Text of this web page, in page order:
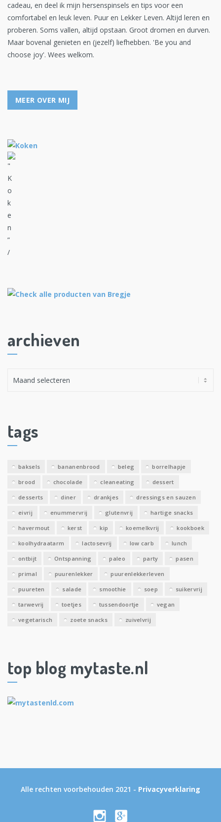
cadeau, en deel ik mijn hersenspinsels en tips voor een
comfortabel en leuk leven. Puur en Lekker Leven. Altijd leren en
proberen. Soms vallen, altijd opstaan. Groot dromen en durven.
Maar bovenal genieten en (jezelf) liefhebben. 'Be you and
choose joy'. Wees welkom.
MEER OVER MIJ
archieven
e
v
tags
baksels bananenbrood beleg borrelhapje
brood chocolade cleaneating dessert
desserts diner drankjes dressings en sauzen
eivrij enummervrij glutenvrij hartige snacks
havermout kerst kip koemelkvrij kookboek
koolhydraatarm lactosevrij low carb lunch
ontbijt Ontspanning paleo party pasen
primal puurenlekker puurenlekkerleven
puureten salade smoothie soep suikervrij
tarwevrij toetjes tussendoortje vegan
vegetarisch zoete snacks zuivelvrij
top blog mytaste.nl
Alle rechten voorbehouden 2021 - Privacyverklaring